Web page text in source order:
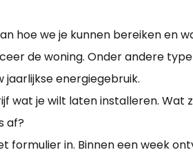
hoe we je kunnen bereiken en
de woning. Onder andere
jaarlijkse energiegebruik.
wat je wilt laten installeren. Wat
af?
formulier in. Binnen een week